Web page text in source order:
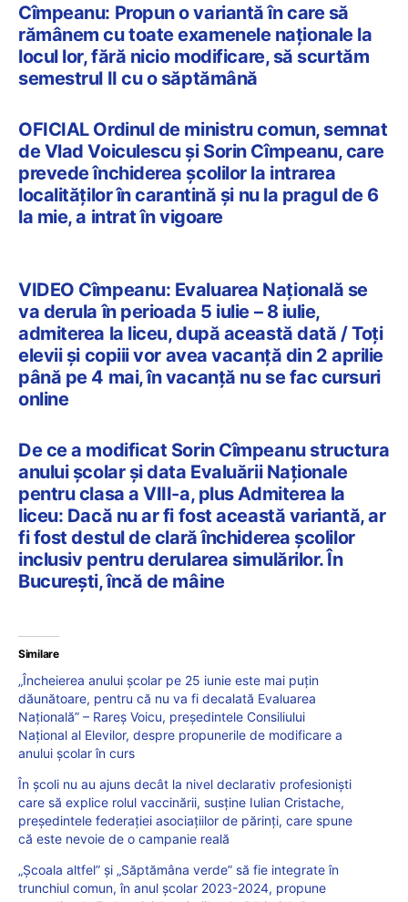
Cîmpeanu: Propun o variantă în care să
rămânem cu toate examenele naționale la
locul lor, fără nicio modificare, să scurtăm
semestrul II cu o săptămână
OFICIAL Ordinul de ministru comun, semnat
de Vlad Voiculescu și Sorin Cîmpeanu, care
prevede închiderea școlilor la intrarea
localităților în carantină și nu la pragul de 6
la mie, a intrat în vigoare
VIDEO Cîmpeanu: Evaluarea Națională se
va derula în perioada 5 iulie – 8 iulie,
admiterea la liceu, după această dată / Toți
elevii și copiii vor avea vacanță din 2 aprilie
până pe 4 mai, în vacanță nu se fac cursuri
online
De ce a modificat Sorin Cîmpeanu structura
anului școlar și data Evaluării Naționale
pentru clasa a VIII-a, plus Admiterea la
liceu: Dacă nu ar fi fost această variantă, ar
fi fost destul de clară închiderea școlilor
inclusiv pentru derularea simulărilor. În
București, încă de mâine
Similare
„Încheierea anului școlar pe 25 iunie este mai puțin
dăunătoare, pentru că nu va fi decalată Evaluarea
Națională” – Rareș Voicu, președintele Consiliului
Național al Elevilor, despre propunerile de modificare a
anului școlar în curs
În școli nu au ajuns decât la nivel declarativ profesioniști
care să explice rolul vaccinării, susține Iulian Cristache,
președintele federației asociațiilor de părinți, care spune
că este nevoie de o campanie reală
„Școala altfel” și „Săptămâna verde” să fie integrate în
trunchiul comun, în anul școlar 2023-2024, propune